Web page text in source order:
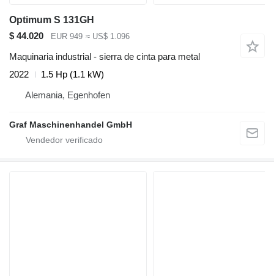
Optimum S 131GH
$ 44.020
EUR 949 ≈ US$ 1.096
Maquinaria industrial - sierra de cinta para metal
2022
1.5 Hp (1.1 kW)
Alemania, Egenhofen
Graf Maschinenhandel GmbH